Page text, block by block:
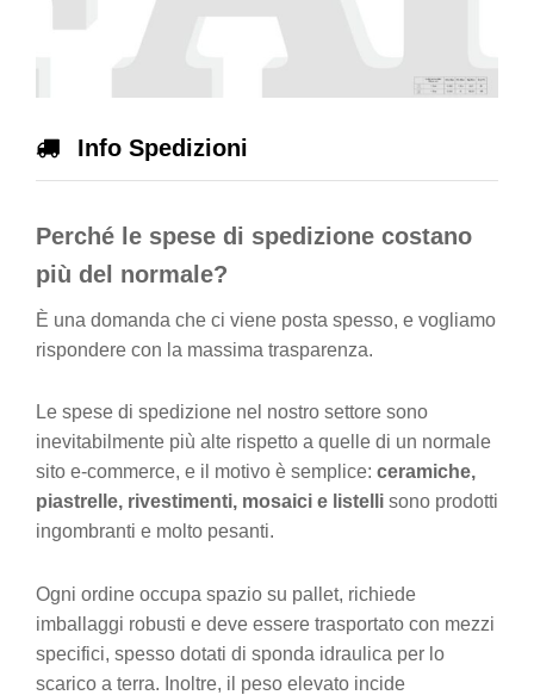
Info Spedizioni
Perché le spese di spedizione costano
più del normale?
È una domanda che ci viene posta spesso, e vogliamo
rispondere con la massima trasparenza.
Le spese di spedizione nel nostro settore sono
inevitabilmente più alte rispetto a quelle di un normale
sito e-commerce, e il motivo è semplice: ceramiche,
piastrelle, rivestimenti, mosaici e listelli sono prodotti
ingombranti e molto pesanti.
Ogni ordine occupa spazio su pallet, richiede
imballaggi robusti e deve essere trasportato con mezzi
specifici, spesso dotati di sponda idraulica per lo
scarico a terra. Inoltre, il peso elevato incide